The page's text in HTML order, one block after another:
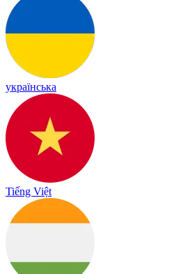
українська
Tiếng Việt